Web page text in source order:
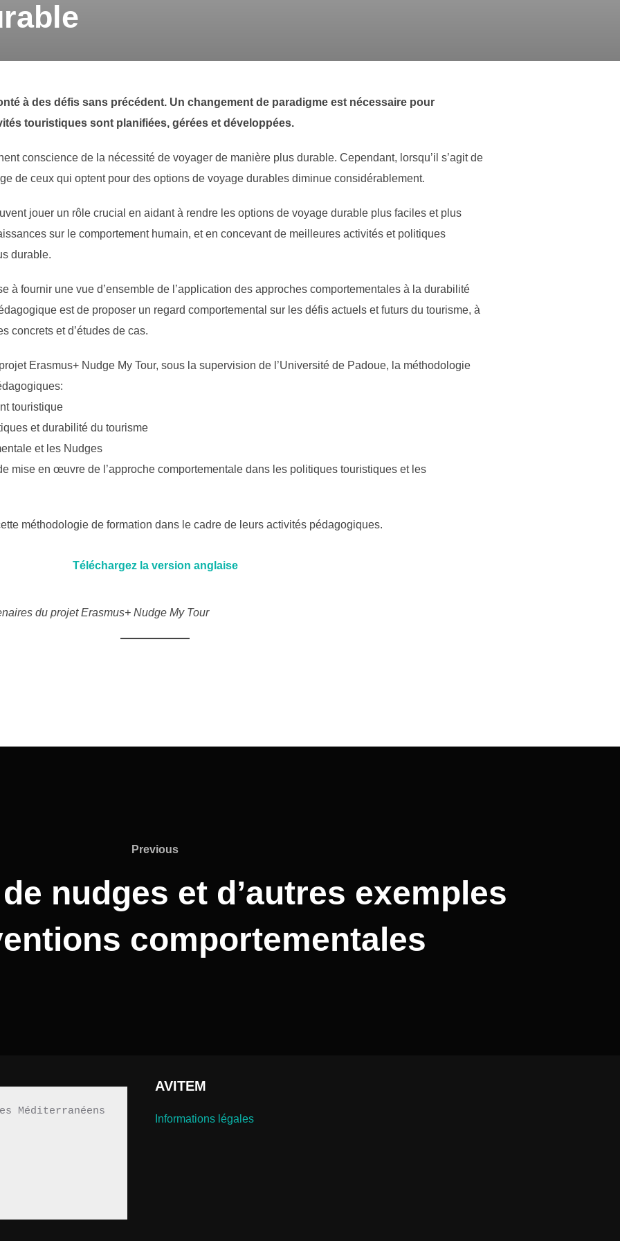
à des défis sans précédent. Un changement de paradigme est nécessaire pour
touristiques sont planifiées, gérées et développées.
conscience de la nécessité de voyager de manière plus durable. Cependant, lorsqu’il s’agit de
de ceux qui optent pour des options de voyage durables diminue considérablement.
jouer un rôle crucial en aidant à rendre les options de voyage durable plus faciles et plus
sur le comportement humain, et en concevant de meilleures activités et politiques
durable.
à fournir une vue d’ensemble de l’application des approches comportementales à la durabilité
est de proposer un regard comportemental sur les défis actuels et futurs du tourisme, à
concrets et d’études de cas.
Erasmus+ Nudge My Tour, sous la supervision de l’Université de Padoue, la méthodologie
touristique
et durabilité du tourisme
et les Nudges
mise en œuvre de l’approche comportementale dans les politiques touristiques et les
méthodologie de formation dans le cadre de leurs activités pédagogiques.
Téléchargez la version anglaise
du projet Erasmus+ Nudge My Tour
Previous
Previous
nudges et d’autres exemples
comportementales
Méditerranéens
AVITEM
Informations légales